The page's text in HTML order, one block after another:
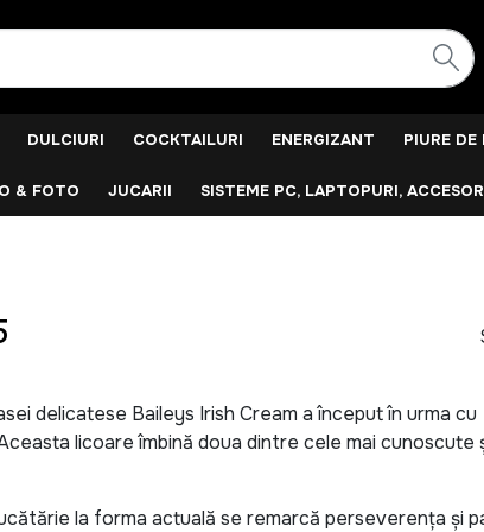
DULCIURI COCKTAILURI ENERGIZANT PIURE
& FOTO JUCARII SISTEME PC, LAPTOPURI,
delicatese Baileys Irish Cream a început în urma cu
licoare îmbină doua dintre cele mai cunoscute
la forma actuală se remarcă perseverența și